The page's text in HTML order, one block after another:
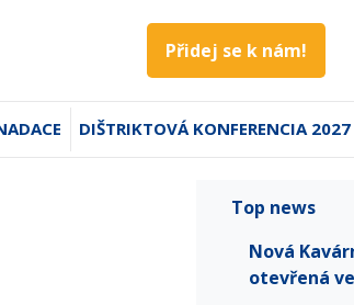
Přidej se k nám!
DIŠTRIKTOVÁ KONFERENCIA 2027
Top news
Nová
otevřená